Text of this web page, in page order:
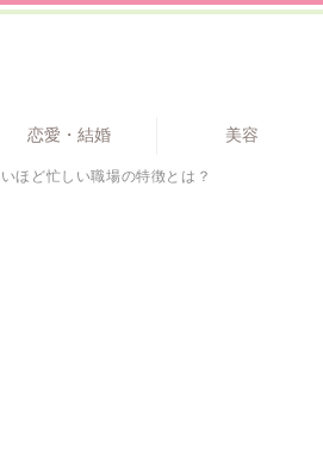
恋愛・結婚 美容
ほど忙しい職場の特徴とは？